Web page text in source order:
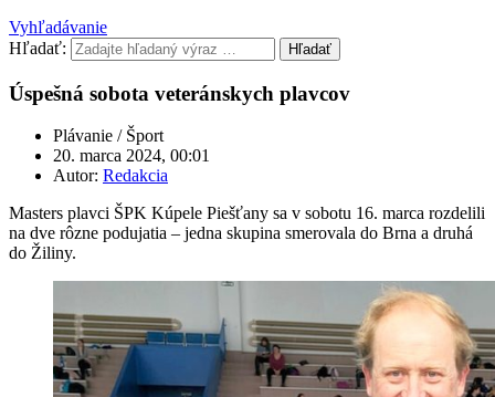
Vyhľadávanie
Hľadať:
Hľadať
Úspešná sobota veteránskych plavcov
Plávanie / Šport
20. marca 2024, 00:01
Autor: Redakcia
Masters plavci ŠPK Kúpele Piešťany sa v sobotu 16. marca rozdelili
na dve rôzne podujatia – jedna skupina smerovala do Brna a druhá
do Žiliny.